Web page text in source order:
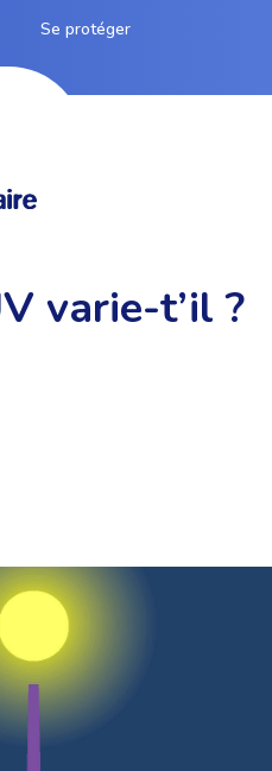
Se protéger
varie-t’il ?